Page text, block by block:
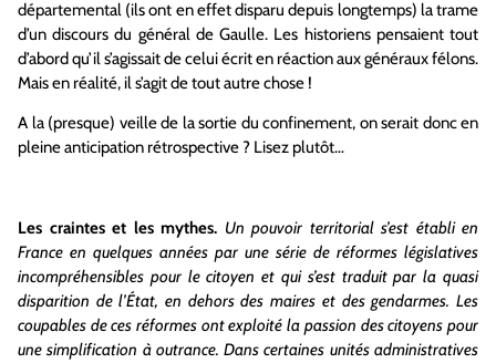
départemental (ils ont en effet disparu depuis longtemps) la trame
d’un discours du général de Gaulle. Les historiens pensaient tout
d’abord qu’il s’agissait de celui écrit en réaction aux généraux félons.
Mais en réalité, il s’agit de tout autre chose !
A la (presque) veille de la sortie du confinement, on serait donc en
pleine anticipation rétrospective ? Lisez plutôt…
Les craintes et les mythes. Un pouvoir territorial s’est établi en
France en quelques années par une série de réformes législatives
incompréhensibles pour le citoyen et qui s’est traduit par la quasi
disparition de l’État, en dehors des maires et des gendarmes. Les
coupables de ces réformes ont exploité la passion des citoyens pour
une simplification à outrance. Dans certaines unités administratives